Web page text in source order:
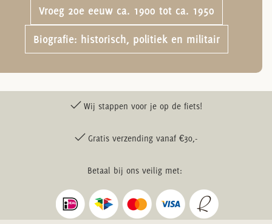
Vroeg 20e eeuw ca. 1900 tot ca. 1950
Biografie: historisch, politiek en militair
Wij stappen voor je op de fiets!
Gratis verzending vanaf €30,-
Betaal bij ons veilig met: